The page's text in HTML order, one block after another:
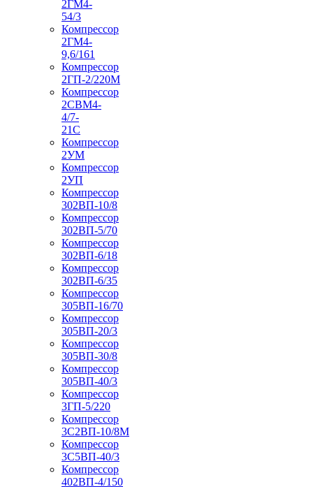
2ГМ4-
54/3
Компрессор
2ГМ4-
9,6/161
Компрессор
2ГП-2/220М
Компрессор
2СВМ4-
4/7-
21С
Компрессор
2УМ
Компрессор
2УП
Компрессор
302ВП-10/8
Компрессор
302ВП-5/70
Компрессор
302ВП-6/18
Компрессор
302ВП-6/35
Компрессор
305ВП-16/70
Компрессор
305ВП-20/3
Компрессор
305ВП-30/8
Компрессор
305ВП-40/3
Компрессор
3ГП-5/220
Компрессор
3С2ВП-10/8М
Компрессор
3С5ВП-40/3
Компрессор
402ВП-4/150